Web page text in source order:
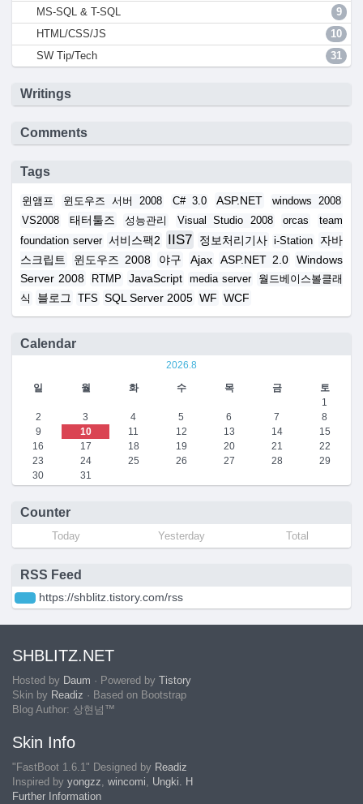
MS-SQL & T-SQL
9
HTML/CSS/JS
10
SW Tip/Tech
31
Writings
Comments
Tags
윈앰프 윈도우즈 서버 2008 C# 3.0 ASP.NET
windows 2008
VS2008
태터툴즈 성능관리 Visual Studio 2008 orcas
team
foundation server
서비스팩2 IIS7 정보처리기사 i-Station
자바
스크립트
윈도우즈 2008 야구 Ajax ASP.NET 2.0
Windows
Server 2008
RTMP JavaScript media server
월드베이스볼클래
식
블로그 TFS SQL Server 2005 WF WCF
Calendar
2026.8
일
월 화 수 목 금
토
1
2
3 4 5 6 7
8
9
10 11 12 13 14
15
16
17 18 19 20 21
22
23
24 25 26 27 28
29
30
31
Counter
Today Yesterday Total
RSS Feed
https://shblitz.tistory.com/rss
SHBLITZ.NET
Hosted by Daum · Powered by Tistory
Skin by Readiz · Based on Bootstrap
Blog Author: 상현넘™
Skin Info
"FastBoot 1.6.1" Designed by Readiz
Inspired by yongzz wincomi
Ungki. H
Further Information